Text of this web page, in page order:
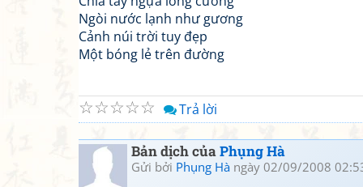
Ngòi nước lạnh như gương
Cảnh núi trời tuy đẹp
Một bóng lẻ trên đường
☆
☆
☆
☆
☆ Trả lời
Bản dịch củaPhụng Hà
Gửi bởi Phụng Hà ngày 02/09/2008